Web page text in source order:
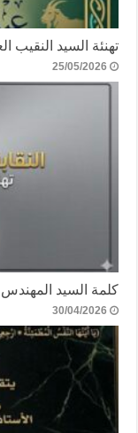
تهنئة السيد النقيب
25/05/2026
كلمة السيد المهندس
30/04/2026